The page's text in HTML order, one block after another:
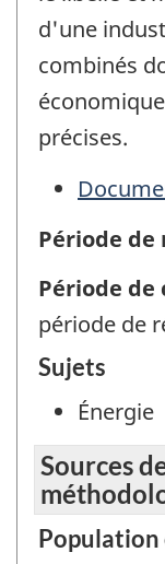
d'une
combinés
précises.
Période de
Période de
période de
Sujets
Énergie
Sources
Population